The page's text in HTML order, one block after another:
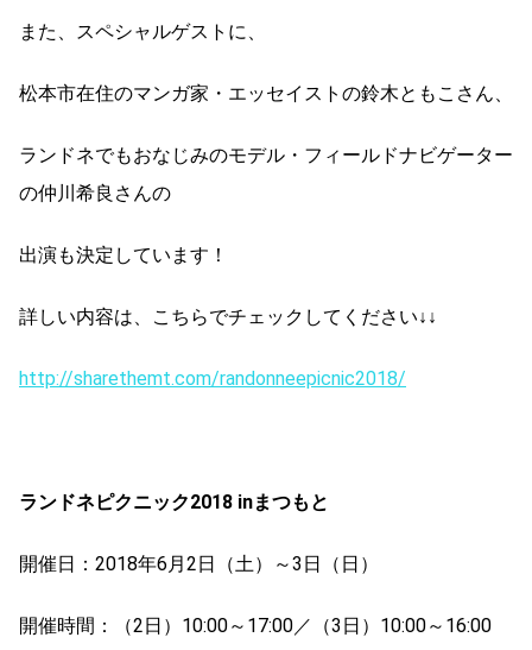
また、スペシャルゲストに、
松本市在住のマンガ家・エッセイストの鈴木ともこさん、
ランドネでもおなじみのモデル・フィールドナビゲーター
の仲川希良さんの
出演も決定しています！
詳しい内容は、こちらでチェックしてください↓↓
http://sharethemt.com/randonneepicnic2018/
ランドネピクニック2018 inまつもと
開催日：2018年6月2日（土）～3日（日）
開催時間：（2日）10:00～17:00／（3日）10:00～16:00